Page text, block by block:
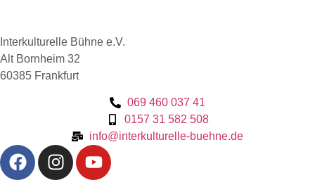
Interkulturelle Bühne e.V.
Alt Bornheim 32
60385 Frankfurt
069 460 037 41
0157 31 582 508
info@interkulturelle-buehne.de